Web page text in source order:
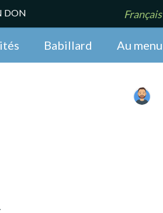
DON Français
Babillard Au menu